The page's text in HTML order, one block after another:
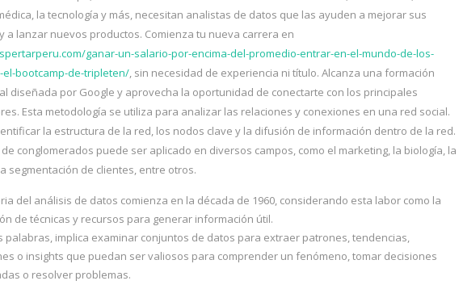
la tecnología y más, necesitan analistas de datos que las ayuden a mejorar sus
a lanzar nuevos productos. Comienza tu nueva carrera en
ganar-un-salario-por-encima-del-promedio-entrar-en-el-mundo-de-los-
el-bootcamp-de-tripleten/, sin necesidad de experiencia ni título. Alcanza una formación
diseñada por Google y aprovecha la oportunidad de conectarte con los principales
Esta metodología se utiliza para analizar las relaciones y conexiones en una red social.
la estructura de la red, los nodos clave y la difusión de información dentro de la red.
de conglomerados puede ser aplicado en diversos campos, como el marketing, la biología, la
segmentación de clientes, entre otros.
del análisis de datos comienza en la década de 1960, considerando esta labor como la
de técnicas y recursos para generar información útil.
palabras, implica examinar conjuntos de datos para extraer patrones, tendencias,
o insights que puedan ser valiosos para comprender un fenómeno, tomar decisiones
o resolver problemas.